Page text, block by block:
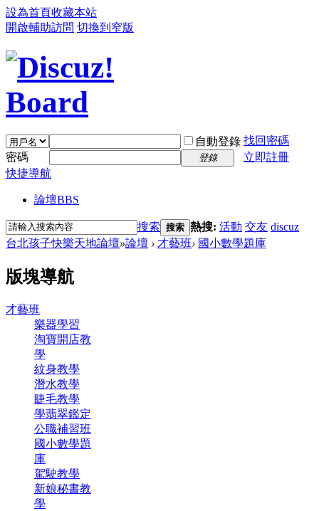
設為首頁收藏本站
開啟輔助訪問 切換到窄版
自動登錄 找回密碼
密碼
登錄
立即註冊
快捷導航
論壇BBS
搜索 搜索 熱搜: 活動 交友 discuz
台北孩子快樂天地論壇»論壇 › 才藝班› 國小數學題庫
版塊導航
才藝班
樂器學習
淘寶開店教
學
紋身教學
潛水教學
睫毛教學
學翡翠鑑定
公職補習班
國小數學題
庫
駕駛教學
新娘秘書教
學